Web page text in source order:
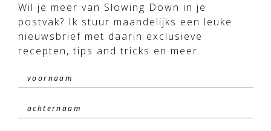
Wil je meer van Slowing Down in je
postvak? Ik stuur maandelijks een leuke
nieuwsbrief met daarin exclusieve
recepten, tips and tricks en meer.